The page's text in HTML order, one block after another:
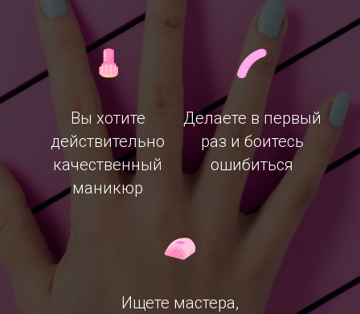
Вы хотите
действительно
качественный
маникюр
Делаете в первый
раз и боитесь
ошибиться
Ищете мастера,